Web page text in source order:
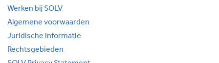
Werken bij SOLV
Algemene voorwaarden
Juridische informatie
Rechtsgebieden